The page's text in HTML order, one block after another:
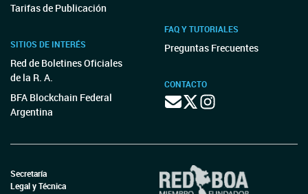
Tarifas de Publicación
SITIOS DE INTERÉS
Red de Boletines Oficiales
de la R. A.
BFA Blockchain Federal
Argentina
FAQ Y TUTORIALES
Preguntas Frecuentes
CONTACTO
Secretaría
Legal y Técnica